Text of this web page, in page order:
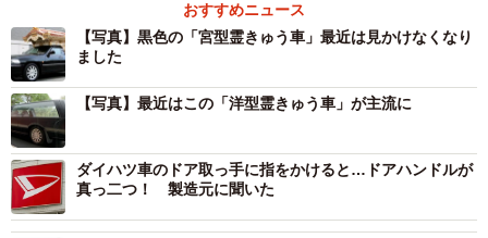
おすすめニュース
【写真】黒色の「宮型霊きゅう車」最近は見かけなくなり
ました
【写真】最近はこの「洋型霊きゅう車」が主流に
ダイハツ車のドア取っ手に指をかけると…ドアハンドルが
真っ二つ！ 製造元に聞いた